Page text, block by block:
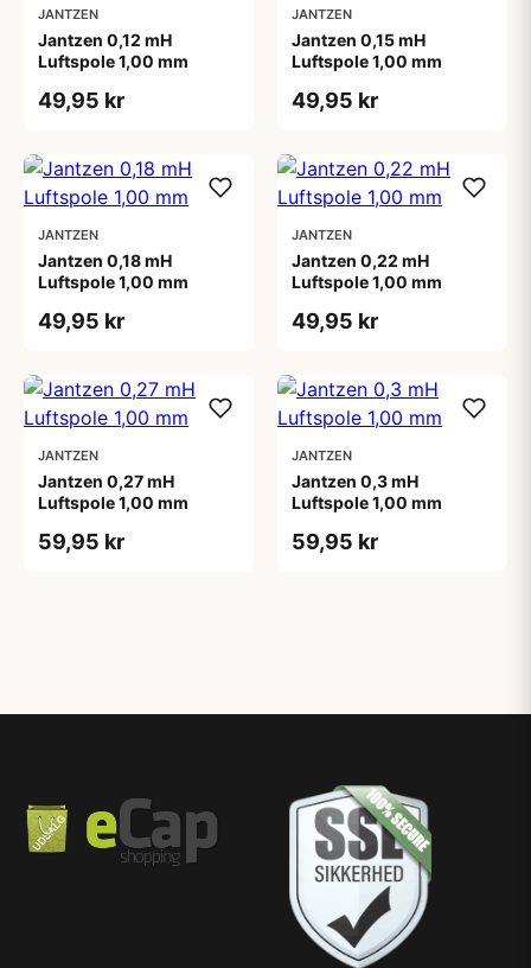
JANTZEN
Jantzen 0,12 mH
Luftspole 1,00 mm
49,95 kr
JANTZEN
Jantzen 0,15 mH
Luftspole 1,00 mm
49,95 kr
JANTZEN
Jantzen 0,18 mH
Luftspole 1,00 mm
49,95 kr
JANTZEN
Jantzen 0,22 mH
Luftspole 1,00 mm
49,95 kr
JANTZEN
Jantzen 0,27 mH
Luftspole 1,00 mm
59,95 kr
JANTZEN
Jantzen 0,3 mH
Luftspole 1,00 mm
59,95 kr